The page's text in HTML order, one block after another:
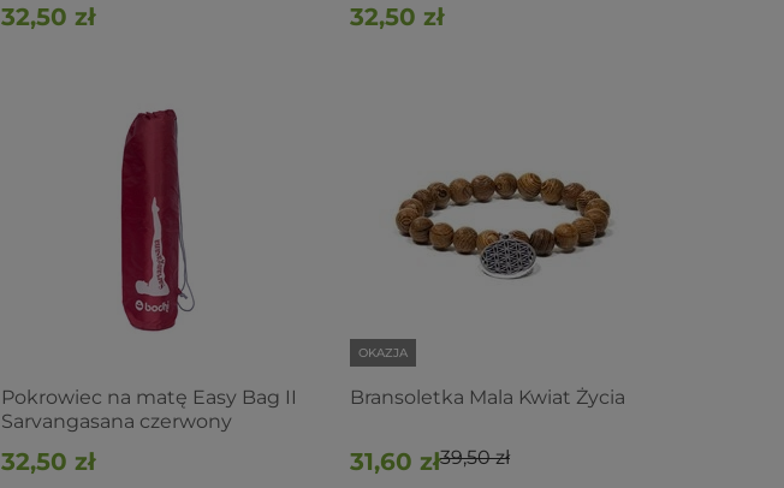
32,50 zł 32,50 zł
Pokrowiec na matę Easy Bag II
Sarvangasana czerwony
32,50 zł
OKAZJA
Bransoletka Mala Kwiat Życia
31,60 zł39,50 zł